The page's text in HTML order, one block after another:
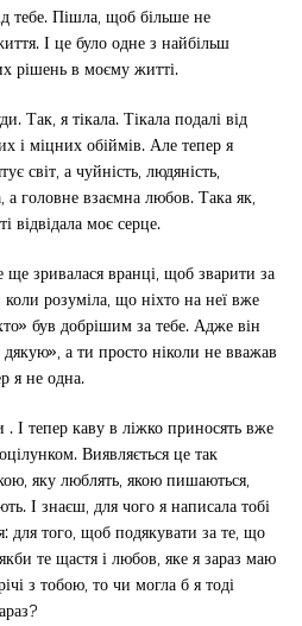
тебе. Пішла, щоб більше не
І це було одне з найбільш
рішень в моєму житті.
Так, я тікала. Тікала подалі від
і міцних обіймів. Але тепер я
світ, а чуйність, людяність,
головне взаємна любов. Така як,
відвідала моє серце.
зривалася вранці, щоб зварити за
розуміла, що ніхто на неї вже
був добрішим за тебе. Адже він
а ти просто ніколи не вважав
я не одна.
І тепер каву в ліжко приносять вже
Виявляється це так
яку люблять, якою пишаються,
І знаєш, для чого я написала тобі
для того, щоб подякувати за те, що
те щастя і любов, яке я зараз маю
з тобою, то чи могла б я тоді